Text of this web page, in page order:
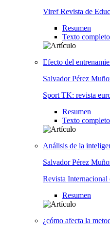
Viref Revista de
Resumen
Texto completo
Efecto del
Salvador Pérez
Sport TK: revista
Resumen
Texto completo
Análisis de la
Salvador Pérez
Revista
Resumen
¿cómo afecta la